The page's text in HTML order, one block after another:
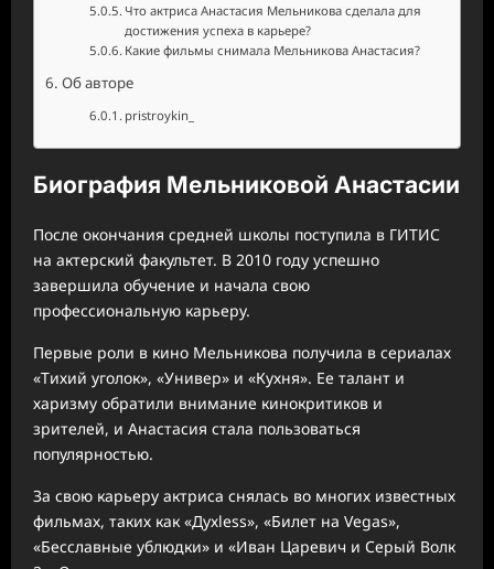
Что актриса Анастасия Мельникова сделала для
достижения успеха в карьере?
Какие фильмы снимала Мельникова Анастасия?
Об авторе
pristroykin_
Биография Мельниковой Анастасии
После окончания средней школы поступила в ГИТИС
на актерский факультет. В 2010 году успешно
завершила обучение и начала свою
профессиональную карьеру.
Первые роли в кино Мельникова получила в сериалах
«Тихий уголок», «Универ» и «Кухня». Ее талант и
харизму обратили внимание кинокритиков и
зрителей, и Анастасия стала пользоваться
популярностью.
За свою карьеру актриса снялась во многих известных
фильмах, таких как «Духless», «Билет на Vegas»,
«Бесславные ублюдки» и «Иван Царевич и Серый Волк